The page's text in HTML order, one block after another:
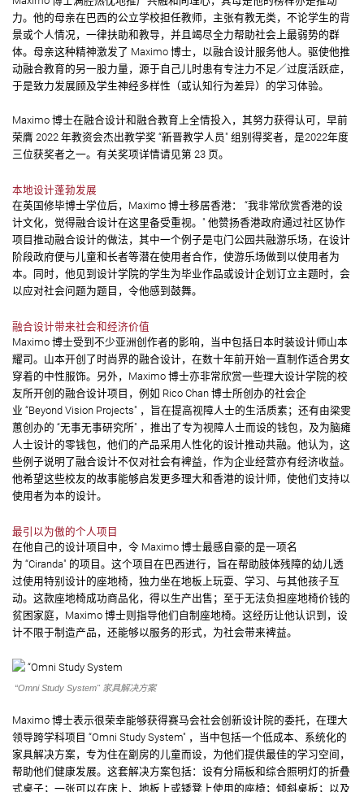
力。他的母亲在巴西的公立学校担任教师，主张有教无类，不论学生的背
景或个人情况，一律扶助和教导，并且竭尽全力帮助社会上最弱势的群
体。母亲这种精神激发了 Maximo 博士，以融合设计服务他人。驱使他推
动融合教育的另一股力量，源于自己儿时患有专注力不足／过度活跃症，
于是致力发展顾及学生神经多样性（或认知行为差异）的学习体验。
Maximo 博士在融合设计和融合教育上全情投入，其努力获得认可，早前
荣膺 2022 年教资会杰出教学奖 “新晋教学人员" 组别得奖者，是2022年度
三位获奖者之一。有关奖项详情请见第 23 页。
本地设计蓬勃发展
在英国修毕博士学位后，Maximo 博士移居香港： “我非常欣赏香港的设
计文化，觉得融合设计在这里备受重视。" 他赞扬香港政府通过社区协作
项目推动融合设计的做法，其中一个例子是屯门公园共融游乐场，在设计
阶段政府便与儿童和长者等潜在使用者合作，使游乐场做到以使用者为
本。同时，他见到设计学院的学生为毕业作品或设计企划订立主题时，会
以应对社会问题为题目，令他感到鼓舞。
融合设计带来社会和经济价值
Maximo 博士受到不少亚洲创作者的影响，当中包括日本时装设计师山本
耀司。山本开创了时尚界的融合设计，在数十年前开始一直制作适合男女
穿着的中性服饰。另外，Maximo 博士亦非常欣赏一些理大设计学院的校
友所开创的融合设计项目，例如 Rico Chan 博士所创办的社会企
业 “Beyond Vision Projects" ，旨在提高视障人士的生活质素；还有由梁雯
蕙创办的 “无事无事研究所" ，推出了专为视障人士而设的钱包，及为脑瘫
人士设计的零钱包，他们的产品采用人性化的设计推动共融。他认为，这
些例子说明了融合设计不仅对社会有裨益，作为企业经营亦有经济收益。
他希望这些校友的故事能够启发更多理大和香港的设计师，使他们支持以
使用者为本的设计。
最引以为傲的个人项目
在他自己的设计项目中，令 Maximo 博士最感自豪的是一项名
为 “Ciranda" 的项目。这个项目在巴西进行，旨在帮助肢体残障的幼儿透
过使用特别设计的座地椅，独力坐在地板上玩耍、学习、与其他孩子互
动。这款座地椅成功商品化，得以生产出售；至于无法负担座地椅价钱的
贫困家庭，Maximo 博士则指导他们自制座地椅。这经历让他认识到，设
计不限于制造产品，还能够以服务的形式，为社会带来裨益。
“Omni Study System" 家具解决方案
Maximo 博士表示很荣幸能够获得赛马会社会创新设计院的委托，在理大
领导跨学科项目 “Omni Study System" ，当中包括一个低成本、系统化的
家具解决方案，专为住在劏房的儿童而设，为他们提供最佳的学习空间，
帮助他们健康发展。这套解决方案包括：设有分隔板和综合照明灯的折叠
式桌子；一张可以在床上、地板上或矮凳上使用的座椅；倾斜桌板；以及